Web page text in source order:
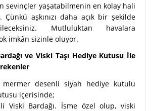
sevinçler yaşatabilmenin en kolay hali
Çünkü aşkınızı daha açık bir şekilde
Mutluluktan havalara
imkân sizinle oluyor.
ve Viski Taşı Hediye Kutusu İle
desenli siyah hediye kutulu
içerisinde;
Viski Bardağı. İsme özel olup, viski